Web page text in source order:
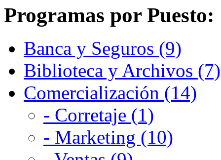
Programas por Puesto:
Banca y Seguros (9)
Biblioteca y Archivos (7)
Comercialización (14)
- Corretaje (1)
- Marketing (10)